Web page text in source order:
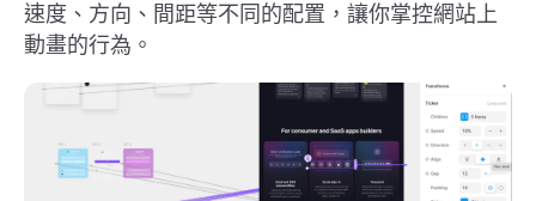
速度、方向、間距等不同的配置，讓你掌控網站上
動畫的行為。